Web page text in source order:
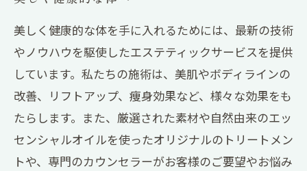
美しく健康的な体を手に入れるためには、最新の技術
やノウハウを駆使したエステティックサービスを提供
しています。私たちの施術は、美肌やボディラインの
改善、リフトアップ、痩身効果など、様々な効果をも
たらします。また、厳選された素材や自然由来のエッ
センシャルオイルを使ったオリジナルのトリートメン
トや、専門のカウンセラーがお客様のご要望やお悩み